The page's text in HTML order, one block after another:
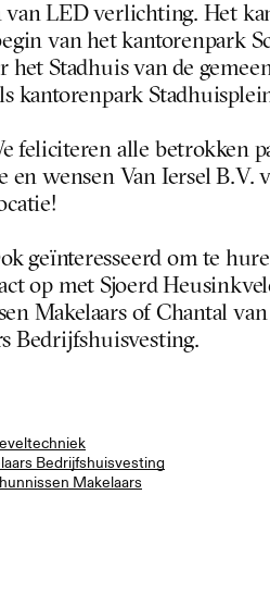
van LED verlichting. Het
van het kantorenpark
het Stadhuis van de
kantorenpark
feliciteren alle betrokken
en wensen Van Iersel B.V.
geïnteresseerd om te
op met  Sjoerd
Makelaars of  Chantal
Bedrijfshuisvesting.
Bedrijfshuisvesting
Makelaars